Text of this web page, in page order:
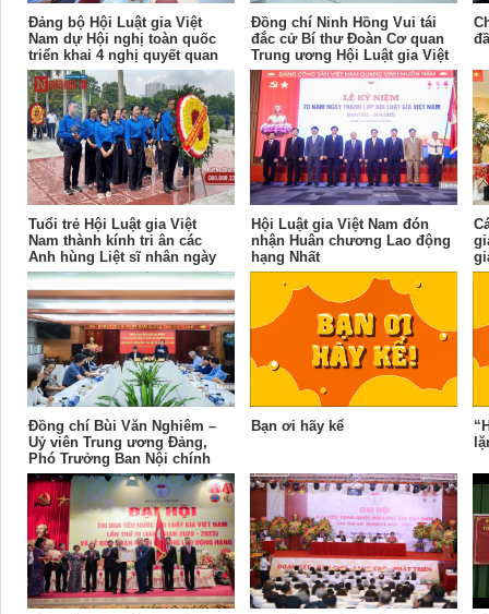
Đảng bộ Hội Luật gia Việt
Nam dự Hội nghị toàn quốc
triển khai 4 nghị quyết quan
trọng của Bộ Chính trị
Đồng chí Ninh Hồng Vui tái
đắc cử Bí thư Đoàn Cơ quan
Trung ương Hội Luật gia Việt
Nam
Tuổi trẻ Hội Luật gia Việt
Nam thành kính tri ân các
Anh hùng Liệt sĩ nhân ngày
27/7
Hội Luật gia Việt Nam đón
nhận Huân chương Lao động
hạng Nhất
Đồng chí Bùi Văn Nghiêm –
Uỷ viên Trung ương Đảng,
Phó Trưởng Ban Nội chính
Trung ương thăm và làm việc
với Hội Luật gia Việt Nam
Bạn ơi hãy kể